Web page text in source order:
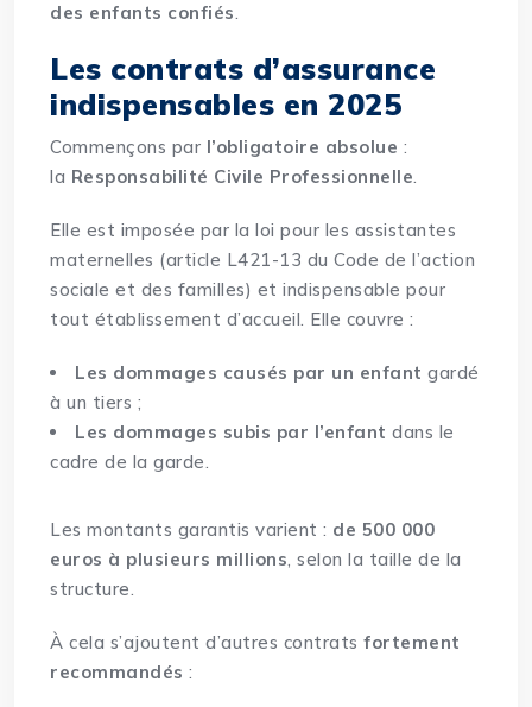
des enfants confiés.
Les contrats d’assurance
indispensables en 2025
Commençons par l’obligatoire absolue :
la Responsabilité Civile Professionnelle.
Elle est imposée par la loi pour les assistantes
maternelles (article L421-13 du Code de l’action
sociale et des familles) et indispensable pour
tout établissement d’accueil. Elle couvre :
Les dommages causés par un enfant gardé
à un tiers ;
Les dommages subis par l’enfant dans le
cadre de la garde.
Les montants garantis varient : de 500 000
euros à plusieurs millions, selon la taille de la
structure.
À cela s’ajoutent d’autres contratsfortement
recommandés :